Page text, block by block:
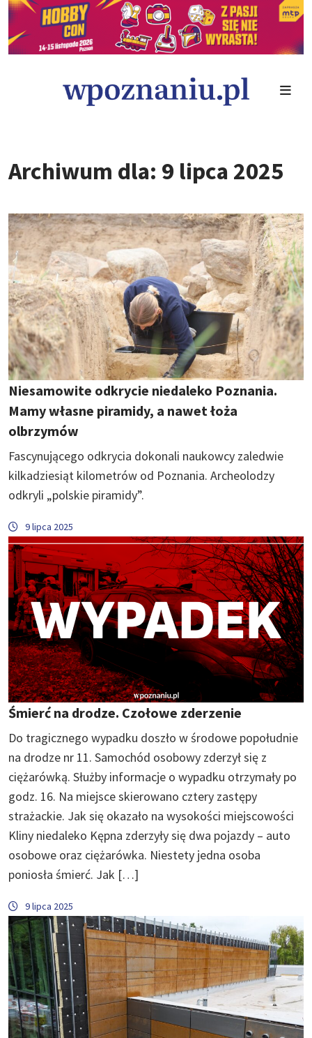
Archiwum dla: 9 lipca 2025
Niesamowite odkrycie niedaleko Poznania.
Mamy własne piramidy, a nawet łoża
olbrzymów
Fascynującego odkrycia dokonali naukowcy zaledwie
kilkadziesiąt kilometrów od Poznania. Archeolodzy
odkryli „polskie piramidy”.
9 lipca 2025
Śmierć na drodze. Czołowe zderzenie
Do tragicznego wypadku doszło w środowe popołudnie
na drodze nr 11. Samochód osobowy zderzył się z
ciężarówką. Służby informacje o wypadku otrzymały po
godz. 16. Na miejsce skierowano cztery zastępy
strażackie. Jak się okazało na wysokości miejscowości
Kliny niedaleko Kępna zderzyły się dwa pojazdy – auto
osobowe oraz ciężarówka. Niestety jedna osoba
poniosła śmierć. Jak […]
9 lipca 2025